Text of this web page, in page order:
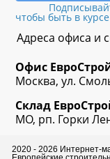
чтобы быть в
Адреса офиса и
Офис
Москва, ул.
Склад
МО, рп. Горки
2020 - 2026